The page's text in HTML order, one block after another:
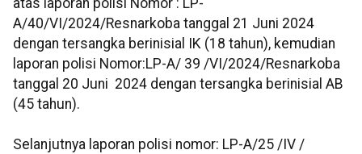
atas laporan polisi Nomor : LP-
A/40/VI/2024/Resnarkoba tanggal 21 Juni 2024
dengan tersangka berinisial IK (18 tahun), kemudian
laporan polisi Nomor:LP-A/ 39 /VI/2024/Resnarkoba
tanggal 20 Juni 2024 dengan tersangka berinisial AB
(45 tahun).
Selanjutnya laporan polisi nomor: LP-A/25 /IV /